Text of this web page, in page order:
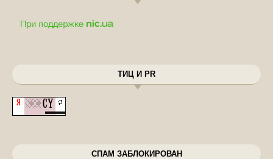
ТИЦ И PR
СПАМ ЗАБЛОКИРОВАН